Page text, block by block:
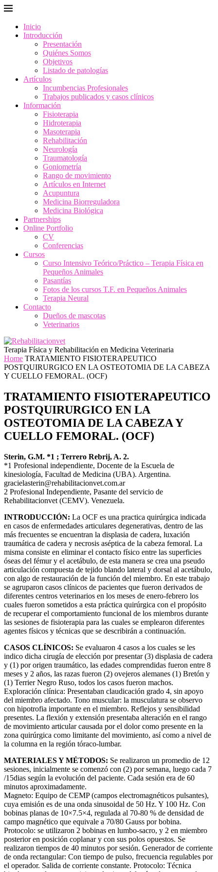
Inicio
Introducción
Presentación
Quiénes Somos
Objetivos
Listado de patologías
Artículos
Incumbencias Profesionales
Trabajos publicados y casos clínicos
Información
Fisioterapia
Hidroterapia
Masoterapia
Rehabilitación
Neurología
Traumatología
Goniometría
Rango de movimiento
Artículos en Internet
Acupuntura
Medicina Biorreguladora
Medicina Biológica
Partnerships
Online Portfolio
CV
Conferencias
Cursos
Curso Intensivo Teórico/Práctico – Terapia Física en
Pequeños Animales
Pasantías
Fotos de los cursos T.F. en Pequeños Animales
Terapia Neural
Contacto
Dueños de mascotas
Veterinarios
Terapia Física y Rehabilitación en Medicina Veterinaria
Home TRATAMIENTO FISIOTERAPEUTICO
POSTQUIRURGICO EN LA OSTEOTOMIA DE LA CABEZA
Y CUELLO FEMORAL. (OCF)
TRATAMIENTO FISIOTERAPEUTICO
POSTQUIRURGICO EN LA
OSTEOTOMIA DE LA CABEZA Y
CUELLO FEMORAL. (OCF)
Sterin, G.M. *1 ; Terrero Rebrij, A. 2.
*1 Profesional independiente, Docente de la Escuela de
kinesiología, Facultad de Medicina (UBA). Argentina.
gracielasterin@rehabilitacionvet.com.ar
2 Profesional Independiente, Pasante del servicio de
Rehabilitacionvet (CEMV). Venezuela.
INTRODUCCIÓN: La OCF es una practica quirúrgica indicada
en casos de enfermedades articulares degenerativas, dentro de las
más frecuentes se encuentran la displasia de cadera, luxación
traumática de cadera y necrosis aséptica de la cabeza femoral. La
misma consiste en eliminar el contacto físico entre las superficies
óseas del fémur y el acetábulo, de esta manera se crea una pseudo
articulación compuesta de tejido blando lateral y dorsal al acetábulo,
con algo de restauración de la función del miembro. En este trabajo
se agruparon casos clínicos de pacientes que fueron derivados de
diferentes centros veterinarios en los meses de enero-febrero los
cuales fueron sometidos a esta práctica quirúrgica con el propósito
de recuperar el comportamiento funcional de los miembros durante
las sesiones de fisioterapia para las cuales se emplearon diferentes
agentes físicos y técnicas que se describirán a continuación.
CASOS CLÍNICOS: Se evaluaron 4 casos a los cuales se les
indico dicha cirugía de elección por presentar (3) displasia de cadera
y (1) por origen traumático, las edades comprendidas fueron entre 8
meses y 2 años, las razas fueron (2) ovejeros alemanes (1) Bretón y
(1) Terrier Negro Ruso, todos los casos fueron machos.
Exploración clínica: Presentaban claudicación grado 4, sin apoyo
del miembro afectado. Tono muscular: la musculatura se observo
con hipotrofia importante en el miembro. Reflejos y sensibilidad
presentes. La flexión y extensión presentaba alteración en el rango
de movimiento articular causada por el dolor como presente en la
zona quirúrgica como limitante del movimiento, así como a nivel de
la columna en la región tóraco-lumbar.
MATERIALES Y MÉTODOS: Se realizaron un promedio de 12
sesiones, inicialmente se comenzó con (2) por semana, luego cada 7
/15dias según la evolución del paciente. Cada sesión era de 60
minutos aproximadamente.
Magneto: Equipo de CEMP (campos electromagnéticos pulsantes),
cuya emisión es de una onda sinusoidal de 50 Hz. Y 100 Hz. Con
bobinas planas de 10×7.5×4, regulada al 70-80 % de densidad de
campo magnético que equivale a 70/80 Gauss por bobina.
Protocolo: se utilizaron 2 bobinas en lumbo-sacro, y 2 en miembro
posterior en posición coplanar y con sus polos opuestos. Se
realizaron tiempos de 40 minutos por sesión. Generador de corriente
de onda rectangular: Con tiempo de pulso, frecuencia regulables por
el operador. Salida de corriente constante. Protocolo: Técnica